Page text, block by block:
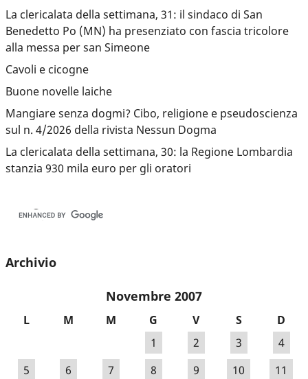
La clericalata della settimana, 31: il sindaco di San
Benedetto Po (MN) ha presenziato con fascia tricolore
alla messa per san Simeone
Cavoli e cicogne
Buone novelle laiche
Mangiare senza dogmi? Cibo, religione e pseudoscienza
sul n. 4/2026 della rivista Nessun Dogma
La clericalata della settimana, 30: la Regione Lombardia
stanzia 930 mila euro per gli oratori
Archivio
Novembre 2007
L M M G V S
D
1
2 3
4
5
6 7 8 9 10
11